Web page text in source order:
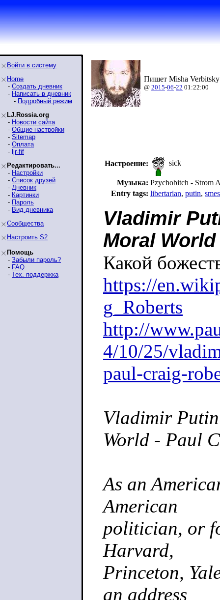
Войти в систему
Home
- Создать дневник
- Написать в дневник
- Подробный режим
LJ.Rossia.org
- Новости сайта
- Общие настройки
- Sitemap
- Оплата
- ljr-fif
Редактировать...
- Настройки
- Список друзей
- Дневник
- Картинки
- Пароль
- Вид дневника
Сообщества
Настроить S2
Помощь
- Забыли пароль?
- FAQ
- Тех. поддержка
Пишет Misha
@ 2015-06-22 01:22:00
Настроение: sick
Музыка: Pzychobitch - Strom
Entry tags: libertarian, putin,
Vladimir
Moral World
Какой
https://
g_Roberts
http://
4/10/25/
paul-craig-
Vladimir
World - Paul
As an
American
politician, or
Harvard,
Princeton,
an address